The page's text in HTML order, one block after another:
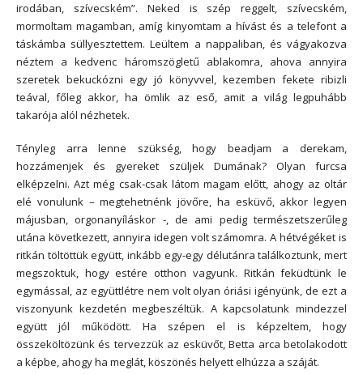
irodában, szívecském”. Neked is szép reggelt, szívecském,
mormoltam magamban, amíg kinyomtam a hívást és a telefont a
táskámba süllyesztettem. Leültem a nappaliban, és vágyakozva
néztem a kedvenc háromszögletű ablakomra, ahova annyira
szeretek bekuckózni egy jó könyvvel, kezemben fekete ribizli
teával, főleg akkor, ha ömlik az eső, amit a világ legpuhább
takarója alól nézhetek.
Tényleg arra lenne szükség, hogy beadjam a derekam,
hozzámenjek és gyereket szüljek Dumának? Olyan furcsa
elképzelni. Azt még csak-csak látom magam előtt, ahogy az oltár
elé vonulunk – megtehetnénk jövőre, ha esküvő, akkor legyen
májusban, orgonanyíláskor -, de ami pedig természetszerűleg
utána következett, annyira idegen volt számomra. A hétvégéket is
ritkán töltöttük együtt, inkább egy-egy délutánra találkoztunk, mert
megszoktuk, hogy estére otthon vagyunk. Ritkán feküdtünk le
egymással, az együttlétre nem volt olyan óriási igényünk, de ezt a
viszonyunk kezdetén megbeszéltük. A kapcsolatunk mindezzel
együtt jól működött. Ha szépen el is képzeltem, hogy
összeköltözünk és tervezzük az esküvőt, Betta arca betolakodott
a képbe, ahogy ha meglát, köszönés helyett elhúzza a száját.